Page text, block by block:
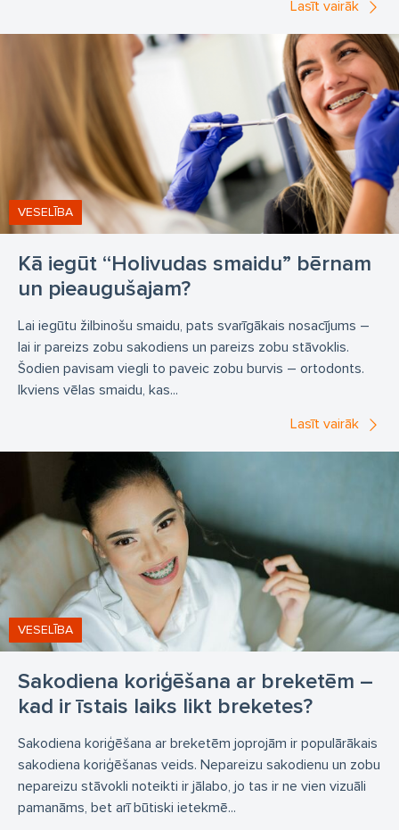
Lasīt vairāk
Kā iegūt “Holivudas smaidu” bērnam
un pieaugušajam?
VESELĪBA
Lai iegūtu žilbinošu smaidu, pats svarīgākais nosacījums –
lai ir pareizs zobu sakodiens un pareizs zobu stāvoklis.
Šodien pavisam viegli to paveic zobu burvis – ortodonts.
Ikviens vēlas smaidu, kas...
Lasīt vairāk
Sakodiena koriģēšana ar breketēm –
kad ir īstais laiks likt breketes?
VESELĪBA
Sakodiena koriģēšana ar breketēm joprojām ir populārākais
sakodiena koriģēšanas veids. Nepareizu sakodienu un zobu
nepareizu stāvokli noteikti ir jālabo, jo tas ir ne vien vizuāli
pamanāms, bet arī būtiski ietekmē...